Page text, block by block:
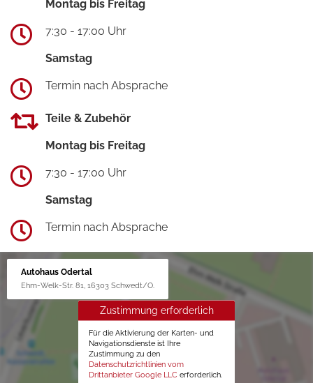
Montag bis Freitag
7:30 - 17:00 Uhr
Samstag
Termin nach Absprache
Teile & Zubehör
Montag bis Freitag
7:30 - 17:00 Uhr
Samstag
Termin nach Absprache
Autohaus Odertal
Ehm-Welk-Str. 81, 16303 Schwedt/O.
Zustimmung erforderlich
Für die Aktivierung der Karten- und
Navigationsdienste ist Ihre
Zustimmung zu den
Datenschutzrichtlinien vom
Drittanbieter Google LLC erforderlich.